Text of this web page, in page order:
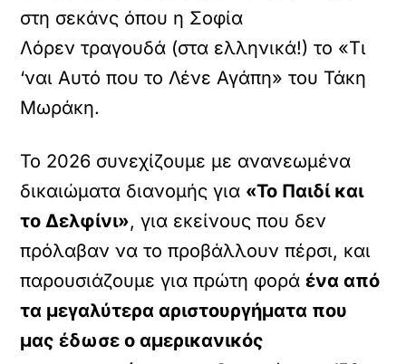
στη σεκάνς όπου η Σοφία
Λόρεν τραγουδά (στα ελληνικά!) το «Τι
‘ναι Αυτό που το Λένε Αγάπη» του Τάκη
Μωράκη.
Το 2026 συνεχίζουμε με ανανεωμένα
δικαιώματα διανομής για «Το Παιδί και
το Δελφίνι», για εκείνους που δεν
πρόλαβαν να το προβάλλουν πέρσι, και
παρουσιάζουμε για πρώτη φοράένα από
τα μεγαλύτερα αριστουργήματα που
μας έδωσε ο αμερικανικός